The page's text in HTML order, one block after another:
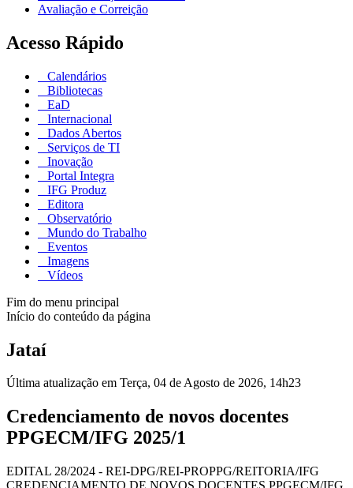
Avaliação e Correição
Acesso Rápido
Calendários
Bibliotecas
EaD
Internacional
Dados Abertos
Serviços de TI
Inovação
Portal Integra
IFG Produz
Editora
Observatório
Mundo do Trabalho
Eventos
Imagens
Vídeos
Fim do menu principal
Início do conteúdo da página
Jataí
Última atualização em Terça, 04 de Agosto de 2026, 14h23
Credenciamento de novos docentes
PPGECM/IFG 2025/1
EDITAL 28/2024 - REI-DPG/REI-PROPPG/REITORIA/IFG